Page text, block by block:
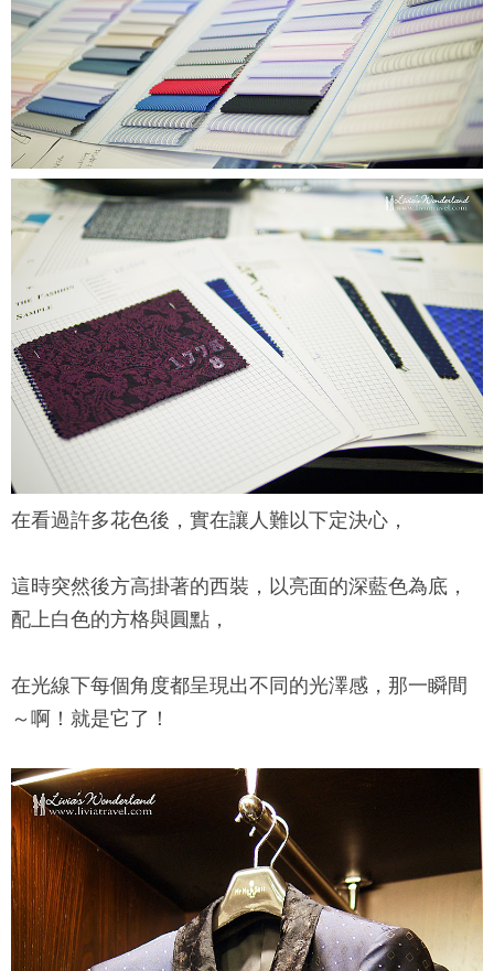
在看過許多花色後，實在讓人難以下定決心，
這時突然後方高掛著的西裝，以亮面的深藍色為底，
配上白色的方格與圓點，
在光線下每個角度都呈現出不同的光澤感，那一瞬間
～啊！就是它了！